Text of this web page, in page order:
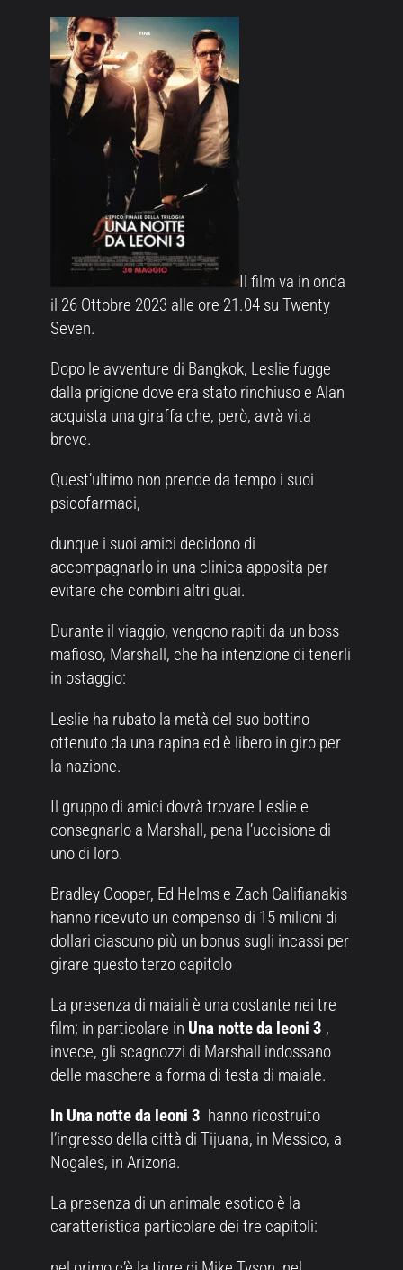
Il film va in onda
il 26 Ottobre 2023 alle ore 21.04 su Twenty
Seven.
Dopo le avventure di Bangkok, Leslie fugge
dalla prigione dove era stato rinchiuso e Alan
acquista una giraffa che, però, avrà vita
breve.
Quest’ultimo non prende da tempo i suoi
psicofarmaci,
dunque i suoi amici decidono di
accompagnarlo in una clinica apposita per
evitare che combini altri guai.
Durante il viaggio, vengono rapiti da un boss
mafioso, Marshall, che ha intenzione di tenerli
in ostaggio:
Leslie ha rubato la metà del suo bottino
ottenuto da una rapina ed è libero in giro per
la nazione.
Il gruppo di amici dovrà trovare Leslie e
consegnarlo a Marshall, pena l’uccisione di
uno di loro.
Bradley Cooper, Ed Helms e Zach Galifianakis
hanno ricevuto un compenso di 15 milioni di
dollari ciascuno più un bonus sugli incassi per
girare questo terzo capitolo
La presenza di maiali è una costante nei tre
film; in particolare in Una notte da leoni 3 ,
invece, gli scagnozzi di Marshall indossano
delle maschere a forma di testa di maiale.
In Una notte da leoni 3 hanno ricostruito
l’ingresso della città di Tijuana, in Messico, a
Nogales, in Arizona.
La presenza di un animale esotico è la
caratteristica particolare dei tre capitoli: